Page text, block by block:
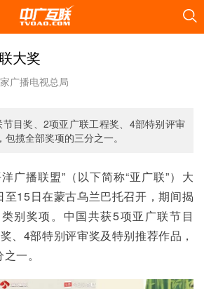
大奖
广播电视总局
目奖、2项亚广联工程奖、4部特别评审
揽全部奖项的三分之一。
广播联盟”（以下简称“亚广联”）大
15日在蒙古乌兰巴托召开，期间揭
别奖项。中国共获5项亚广联节目
、4部特别评审奖及特别推荐作品，
一。